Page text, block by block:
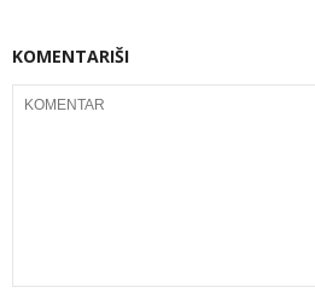
KOMENTARIŠI